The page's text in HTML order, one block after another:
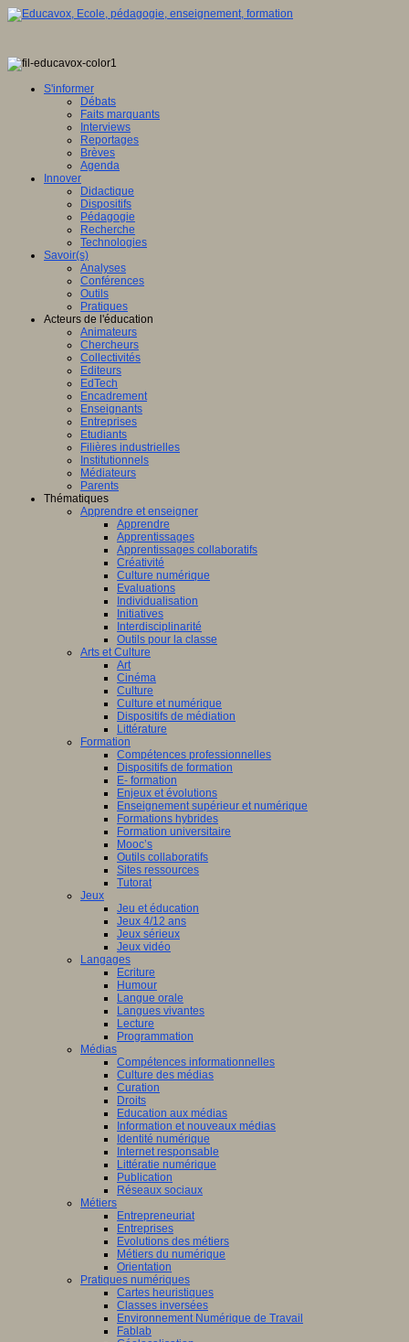
S'informer
Débats
Faits marquants
Interviews
Reportages
Brèves
Agenda
Innover
Didactique
Dispositifs
Pédagogie
Recherche
Technologies
Savoir(s)
Analyses
Conférences
Outils
Pratiques
Acteurs de l'éducation
Animateurs
Chercheurs
Collectivités
Editeurs
EdTech
Encadrement
Enseignants
Entreprises
Etudiants
Filières industrielles
Institutionnels
Médiateurs
Parents
Thématiques
Apprendre et enseigner
Apprendre
Apprentissages
Apprentissages collaboratifs
Créativité
Culture numérique
Evaluations
Individualisation
Initiatives
Interdisciplinarité
Outils pour la classe
Arts et Culture
Art
Cinéma
Culture
Culture et numérique
Dispositifs de médiation
Littérature
Formation
Compétences professionnelles
Dispositifs de formation
E- formation
Enjeux et évolutions
Enseignement supérieur et numérique
Formations hybrides
Formation universitaire
Mooc’s
Outils collaboratifs
Sites ressources
Tutorat
Jeux
Jeu et éducation
Jeux 4/12 ans
Jeux sérieux
Jeux vidéo
Langages
Ecriture
Humour
Langue orale
Langues vivantes
Lecture
Programmation
Médias
Compétences informationnelles
Culture des médias
Curation
Droits
Education aux médias
Information et nouveaux médias
Identité numérique
Internet responsable
Littératie numérique
Publication
Réseaux sociaux
Métiers
Entrepreneuriat
Entreprises
Evolutions des métiers
Métiers du numérique
Orientation
Pratiques numériques
Cartes heuristiques
Classes inversées
Environnement Numérique de Travail
Fablab